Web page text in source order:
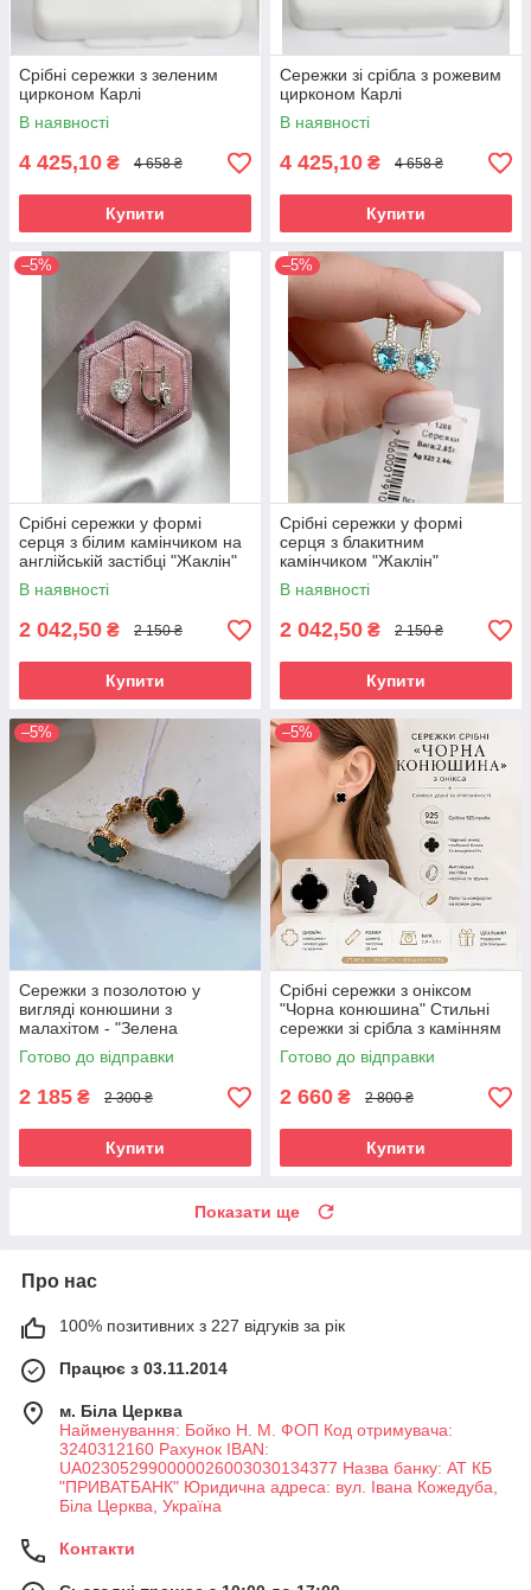
Срібні сережки з зеленим
цирконом Карлі
В наявності
4 425,10 ₴ 4 658 ₴
Купити
Сережки зі срібла з рожевим
цирконом Карлі
В наявності
4 425,10 ₴ 4 658 ₴
Купити
–5%
Срібні сережки у формі
серця з білим камінчиком на
англійській застібці "Жаклін"
В наявності
2 042,50 ₴ 2 150 ₴
Купити
–5%
Срібні сережки у формі
серця з блакитним
камінчиком "Жаклін"
В наявності
2 042,50 ₴ 2 150 ₴
Купити
–5%
Сережки з позолотою у
вигляді конюшини з
малахітом - "Зелена
конюшина" (1 см)
Готово до відправки
2 185 ₴ 2 300 ₴
Купити
–5%
Срібні сережки з оніксом
"Чорна конюшина" Стильні
сережки зі срібла з камінням
Готово до відправки
2 660 ₴ 2 800 ₴
Купити
Показати ще
Про нас
100% позитивних з 227 відгуків за рік
Працює з 03.11.2014
м. Біла Церква
Найменування: Бойко Н. М. ФОП Код отримувача:
3240312160 Рахунок IBAN:
UA023052990000026003030134377 Назва банку: АТ КБ
"ПРИВАТБАНК" Юридична адреса: вул. Івана Кожедуба,
Біла Церква, Україна
Контакти